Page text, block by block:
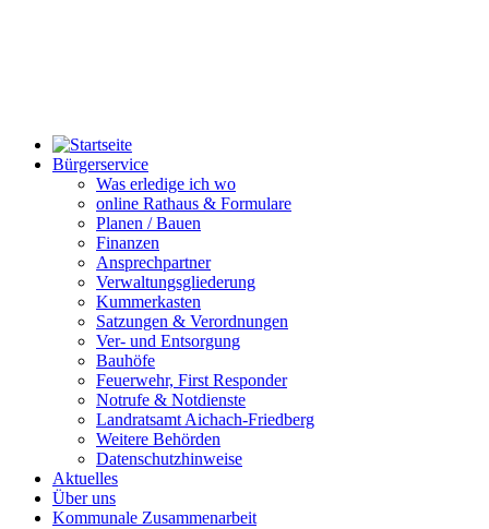
Bürgerservice
Was erledige ich wo
online Rathaus & Formulare
Planen / Bauen
Finanzen
Ansprechpartner
Verwaltungsgliederung
Kummerkasten
Satzungen & Verordnungen
Ver- und Entsorgung
Bauhöfe
Feuerwehr, First Responder
Notrufe & Notdienste
Landratsamt Aichach-Friedberg
Weitere Behörden
Datenschutzhinweise
Aktuelles
Über uns
Kommunale Zusammenarbeit